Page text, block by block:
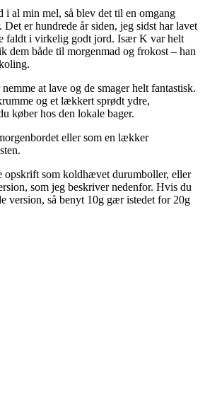
i al min mel, så blev det til en omgang
er hundrede år siden, jeg sidst har lavet
faldt i virkelig godt jord. Især K var helt
dem både til morgenmad og frokost – han
at lave og de smager helt fantastisk.
og et lækkert sprødt ydre,
køber hos den lokale bager.
eller som en lækker
opskrift som koldhævet durumboller, eller
som jeg beskriver nedenfor. Hvis du
version, så benyt 10g gær istedet for 20g